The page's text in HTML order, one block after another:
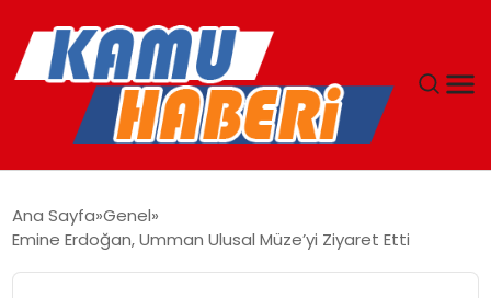
Ana Sayfa Genel
Emine Erdoğan, Umman Ulusal Müze’yi Ziyaret Etti